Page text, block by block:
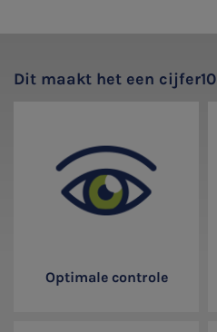
Dit maakt het een cijfer10
Optimale controle